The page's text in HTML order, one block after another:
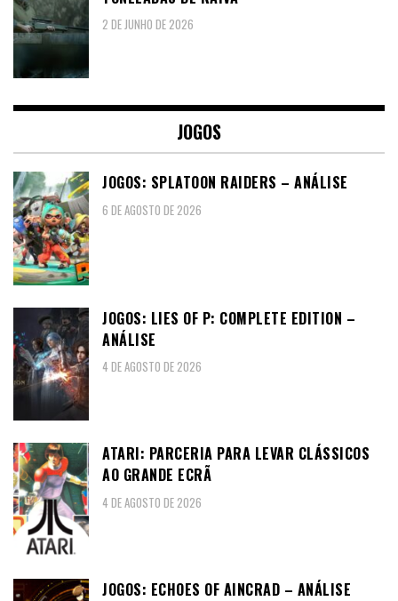
2 DE JUNHO DE 2026
JOGOS
JOGOS: SPLATOON RAIDERS – ANÁLISE
6 DE AGOSTO DE 2026
JOGOS: LIES OF P: COMPLETE EDITION –
ANÁLISE
4 DE AGOSTO DE 2026
ATARI: PARCERIA PARA LEVAR CLÁSSICOS
AO GRANDE ECRÃ
4 DE AGOSTO DE 2026
JOGOS: ECHOES OF AINCRAD – ANÁLISE